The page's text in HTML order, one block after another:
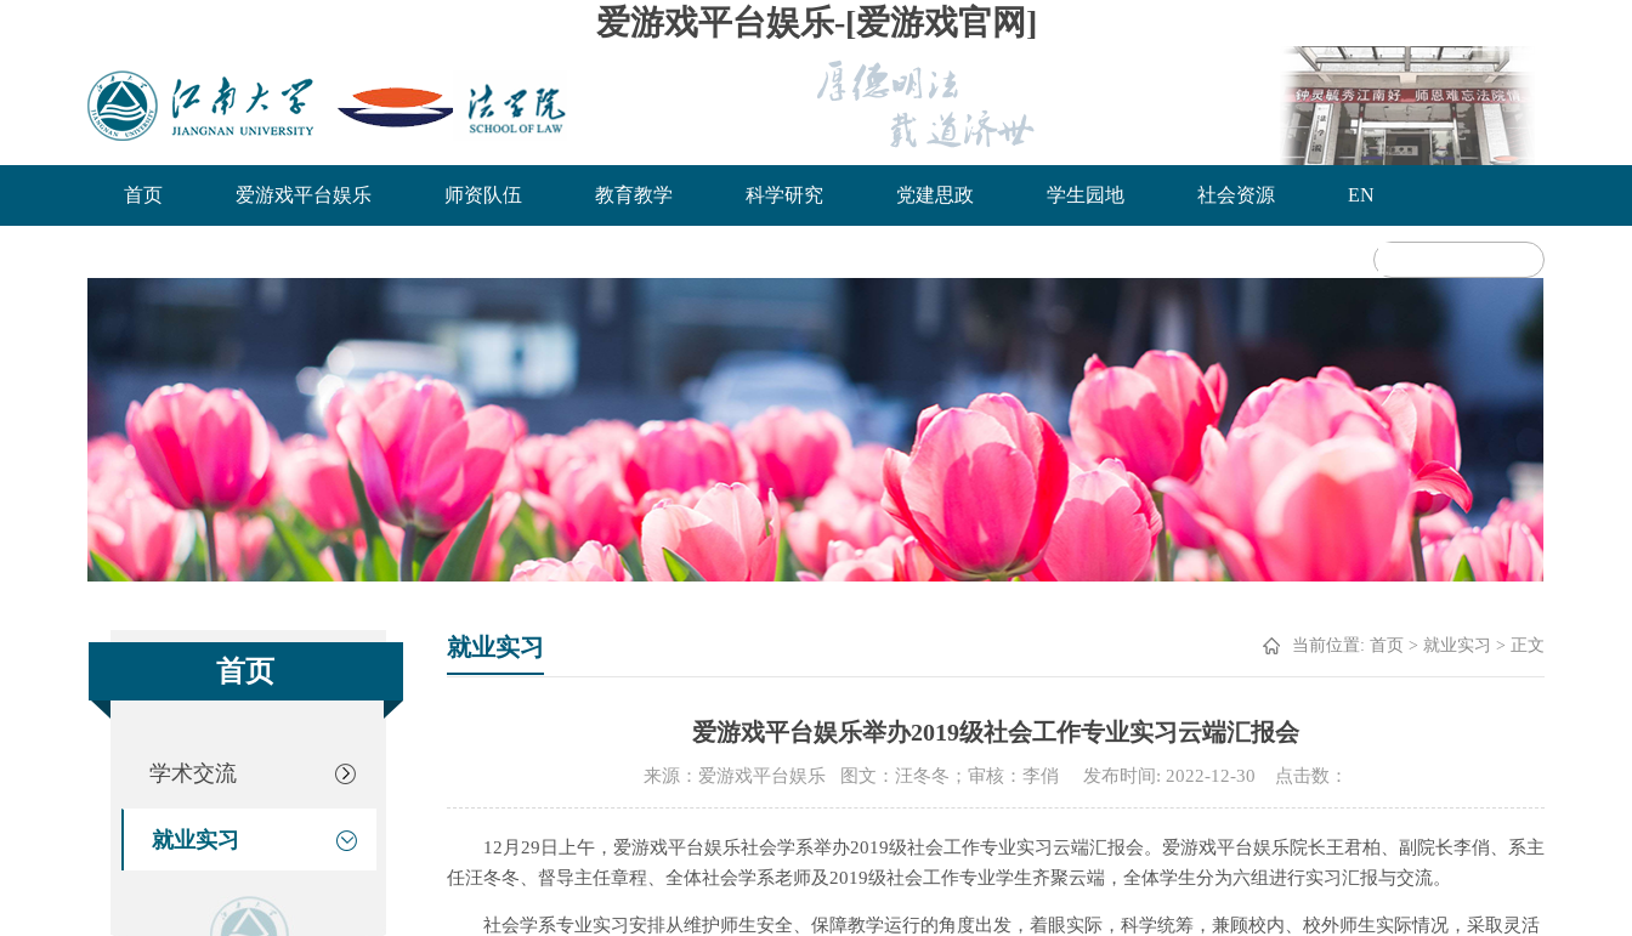
爱游戏平台娱乐-[爱游戏官网]
首页 爱游戏平台娱乐 师资队伍 教育教学 科学研究 党建思政 学生园地 社会资源 EN
首页
学术交流
就业实习
就业实习 当前位置: 首页 > 就业实习 > 正文
爱游戏平台娱乐举办2019级社会工作专业实习云端汇报会
来源：爱游戏平台娱乐 图文：汪冬冬；审核：李俏 发布时间: 2022-12-30 点击数：
12月29日上午，爱游戏平台娱乐社会学系举办2019级社会工作专业实习云端汇报会。爱游戏平台娱乐院长王君柏、副院长李俏、系主
任汪冬冬、督导主任章程、全体社会学系老师及2019级社会工作专业学生齐聚云端，全体学生分为六组进行实习汇报与交流。
社会学系专业实习安排从维护师生安全、保障教学运行的角度出发，着眼实际，科学统筹，兼顾校内、校外师生实际情况，采取灵活